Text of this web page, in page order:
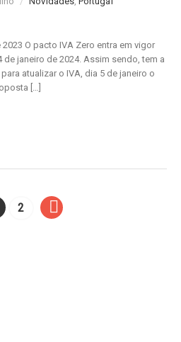
O pacto IVA Zero entra em vigor
de janeiro de 2024. Assim sendo, tem a
atualizar o IVA, dia 5 de janeiro o
[…]
2